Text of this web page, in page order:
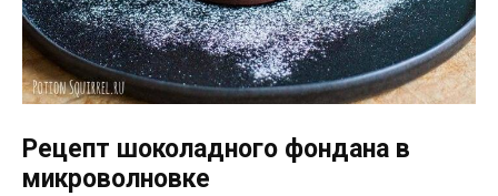
Рецепт шоколадного фондана в
микроволновке